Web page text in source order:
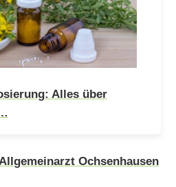
Alles über
Allgemeinarzt Ochsenhausen